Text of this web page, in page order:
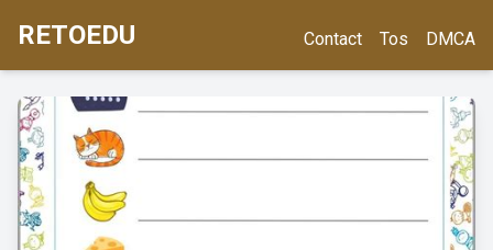
RETOEDU Contact Tos DMCA